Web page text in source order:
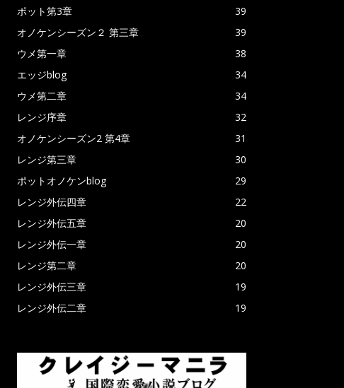
ポット第3章
39
オノケンシーズン２ 第三章
39
ウメ第一章
38
エッジblog
34
ウメ第二章
34
レンジ序章
32
オノケンシーズン2 第4章
31
レンジ第三章
30
ポットオノケンblog
29
レンジ外伝四章
22
レンジ外伝五章
20
レンジ外伝一章
20
レンジ第二章
20
レンジ外伝三章
19
レンジ外伝二章
19